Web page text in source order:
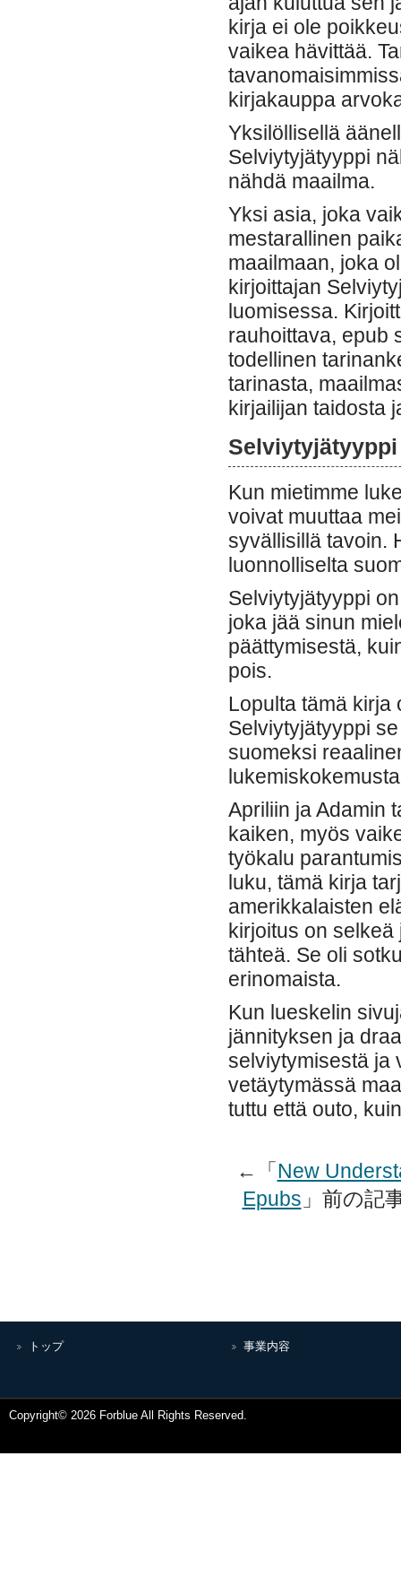
kirja ei ole
vaikea hävittää.
kirjakauppa
Yksilöllisellä
Selviytyjätyyppi
nähdä maailma.
Yksi asia, joka
mestarallinen
maailmaan, joka
kirjoittajan
luomisessa.
rauhoittava, epub
todellinen
tarinasta,
kirjailijan taidosta
Kun mietimme
voivat muuttaa
syvällisillä tavoin.
luonnolliselta
Selviytyjätyyppi
joka jää sinun
päättymisestä,
pois.
Lopulta tämä kirja
Selviytyjätyyppi
suomeksi
Apriliin ja Adamin
kaiken, myös
työkalu
luku, tämä kirja
amerikkalaisten
kirjoitus on
tähteä. Se oli
erinomaista.
Kun lueskelin
jännityksen ja
selviytymisestä ja
vetäytymässä
tuttu että outo,
←「New
Epubs 」前の
トップ 事業内容
Copyright© 2026 Forblue All Rights Reserved.